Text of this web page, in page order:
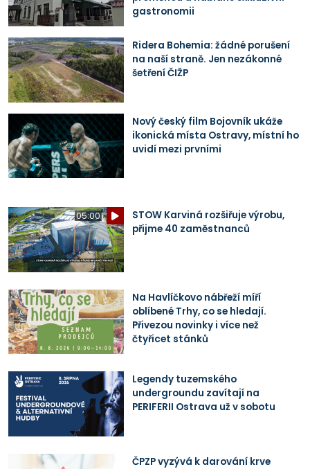
gastronomii
Ridera Bohemia: žádné porušení
na naší straně. Jen nezákonné
šetření ČIŽP
Nový český film Bojovník ukáže
ikonická místa Ostravy, místní ho
uvidí mezi prvními
05:00
STOW Karviná rozšiřuje výrobu,
přijme 40 zaměstnanců
Na Havlíčkovo nábřeží míří
oblíbené Trhy, co se hledají.
Přivezou novinky i více než
čtyřicet stánků
Legendy tuzemského
undergroundu zavítají na
PERIFERII Ostrava už v sobotu
ČPZP vyzývá k darování krve